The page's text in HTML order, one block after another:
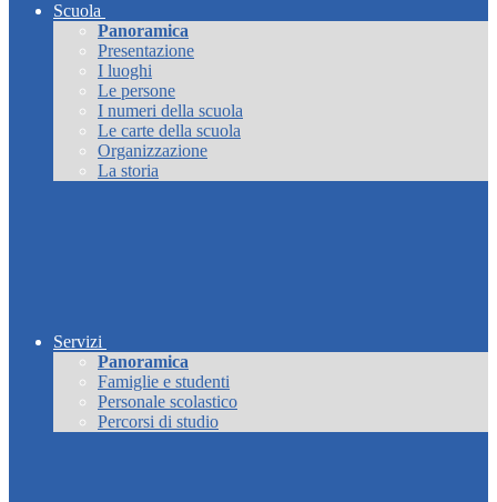
Scuola
Panoramica
Presentazione
I luoghi
Le persone
I numeri della scuola
Le carte della scuola
Organizzazione
La storia
Servizi
Panoramica
Famiglie e studenti
Personale scolastico
Percorsi di studio